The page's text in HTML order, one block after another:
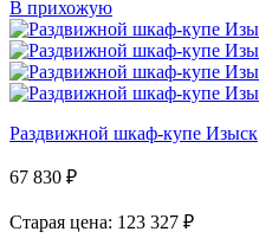
В прихожую
Раздвижной шкаф-купе Изыск
67 830 ₽
Старая цена: 123 327 ₽